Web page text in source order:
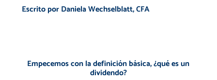
Escrito porDaniela Wechselblatt, CFA
Empecemos con la definición básica,¿qué es un
dividendo?